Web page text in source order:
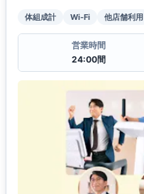
体組成計 Wi-Fi 他店舗利用
営業時間
24:00間